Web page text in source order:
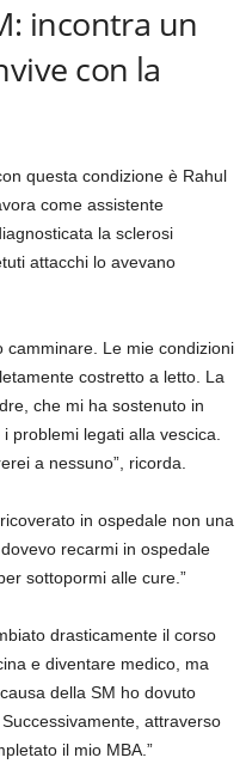
incontra un
con la
questa condizione è Rahul
come assistente
la sclerosi
attacchi lo avevano
camminare. Le mie condizioni
costretto a letto. La
che mi ha sostenuto in
problemi legati alla vescica.
a nessuno”, ricorda.
in ospedale non una
recarmi in ospedale
sottopormi alle cure.”
drasticamente il corso
e diventare medico, ma
della SM ho dovuto
attraverso
il mio MBA.”